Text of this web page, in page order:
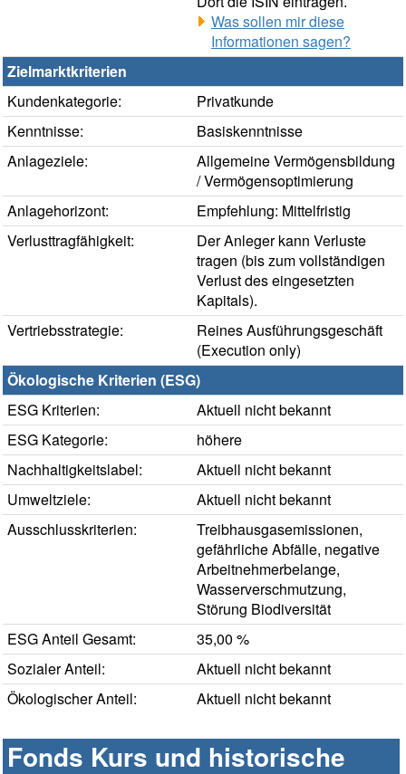
Was sollen mir diese
Informationen sagen?
Zielmarktkriterien
Kundenkategorie:
Privatkunde
Kenntnisse:
Basiskenntnisse
Anlageziele:
Allgemeine Vermögensbildung
/ Vermögensoptimierung
Anlagehorizont:
Empfehlung: Mittelfristig
Verlusttragfähigkeit:
Der Anleger kann Verluste
tragen (bis zum vollständigen
Verlust des eingesetzten
Kapitals).
Vertriebsstrategie:
Reines Ausführungsgeschäft
(Execution only)
Ökologische Kriterien (ESG)
ESG Kriterien:
Aktuell nicht bekannt
ESG Kategorie:
höhere
Nachhaltigkeitslabel:
Aktuell nicht bekannt
Umweltziele:
Aktuell nicht bekannt
Ausschlusskriterien:
Treibhausgasemissionen,
gefährliche Abfälle, negative
Arbeitnehmerbelange,
Wasserverschmutzung,
Störung Biodiversität
ESG Anteil Gesamt:
35,00 %
Sozialer Anteil:
Aktuell nicht bekannt
Ökologischer Anteil:
Aktuell nicht bekannt
Fonds Kurs und historische